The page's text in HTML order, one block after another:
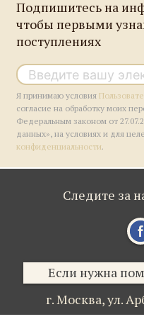
Подпишитесь на
чтобы первыми
поступлениях
Я принимаю условия
согласие на обработку моих
Федеральным законом от
данных», на условиях и для
конфиденциальности.
Следите за
Если нужна
г. Москва,ул.